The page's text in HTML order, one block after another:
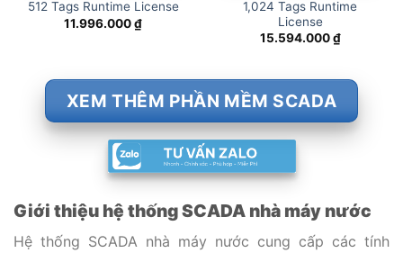
512 Tags Runtime License
11.996.000₫
1,024 Tags Runtime
License
15.594.000₫
XEM THÊM PHẦN MỀM SCADA
Giới thiệu hệ thống SCADA nhà máy nước
Hệ thống SCADA nhà máy nước cung cấp các tính